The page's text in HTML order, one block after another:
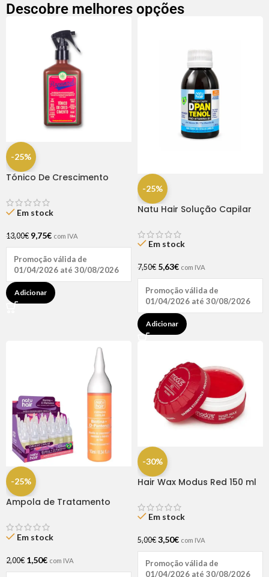
Descobre melhores opções
-25%
Tónico De Crescimento
Em stock
13,00€ 9,75€ com IVA
Promoção válida de
01/04/2026 até 30/08/2026
Adicionar
-25%
Natu Hair Solução Capilar
Em stock
7,50€ 5,63€ com IVA
Promoção válida de
01/04/2026 até 30/08/2026
Adicionar
-25%
Ampola de Tratamento
Hair (1 UNIDADE)
Em stock
2,00€ 1,50€ com IVA
-30%
Hair Wax Modus Red 150 ml
Em stock
5,00€ 3,50€ com IVA
Promoção válida de
01/04/2026 até 30/08/2026